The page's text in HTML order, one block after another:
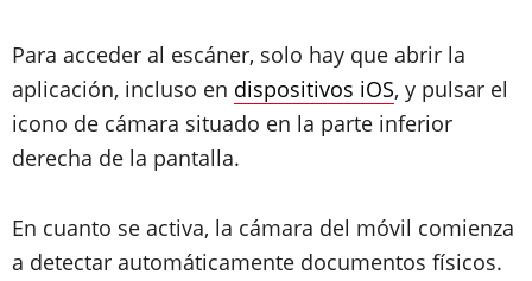
Para acceder al escáner, solo hay que abrir la
aplicación, incluso en dispositivos iOS, y pulsar el
icono de cámara situado en la parte inferior
derecha de la pantalla.
En cuanto se activa, la cámara del móvil comienza
a detectar automáticamente documentos físicos.